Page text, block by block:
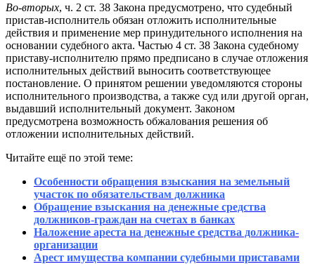
Во-вторых, ч. 2 ст. 38 Закона предусмотрено, что судебный
пристав-исполнитель обязан отложить исполнительные
действия и применение мер принудительного исполнения на
основании судебного акта. Частью 4 ст. 38 Закона судебному
приставу-исполнителю прямо предписано в случае отложения
исполнительных действий выносить соответствующее
постановление. О принятом решении уведомляются стороны
исполнительного производства, а также суд или другой орган,
выдавший исполнительный документ. Законом
предусмотрена возможность обжалования решения об
отложении исполнительных действий.
Читайте ещё по этой теме:
Особенности обращения взыскания на земельный
участок по обязательствам должника
Обращение взыскания на денежные средства
должников-граждан на счетах в банках
Наложение ареста на денежные средства должника-
организации
Арест имущества компании судебными приставами